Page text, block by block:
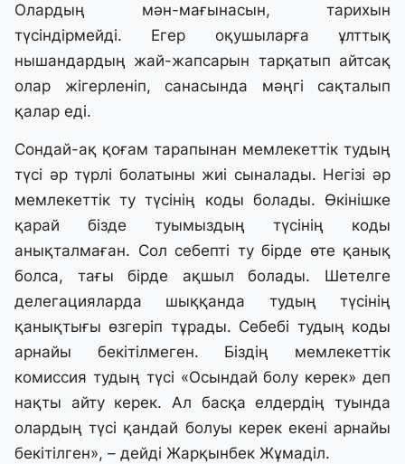
Олардың мән-мағынасын, тарихын
түсіндірмейді. Егер оқушыларға ұлттық
нышандардың жай-жапсарын тарқатып айтсақ
олар жігерленіп, санасында мәңгі сақталып
қалар еді.
Сондай-ақ қоғам тарапынан мемлекеттік тудың
түсі әр түрлі болатыны жиі сыналады. Негізі әр
мемлекеттік ту түсінің коды болады. Өкінішке
қарай бізде туымыздың түсінің коды
анықталмаған. Сол себепті ту бірде өте қанық
болса, тағы бірде ақшыл болады. Шетелге
делегацияларда шыққанда тудың түсінің
қанықтығы өзгеріп тұрады. Себебі тудың коды
арнайы бекітілмеген. Біздің мемлекеттік
комиссия тудың түсі «Осындай болу керек» деп
нақты айту керек. Ал басқа елдердің туында
олардың түсі қандай болуы керек екені арнайы
бекітілген», – дейді Жарқынбек Жұмаділ.